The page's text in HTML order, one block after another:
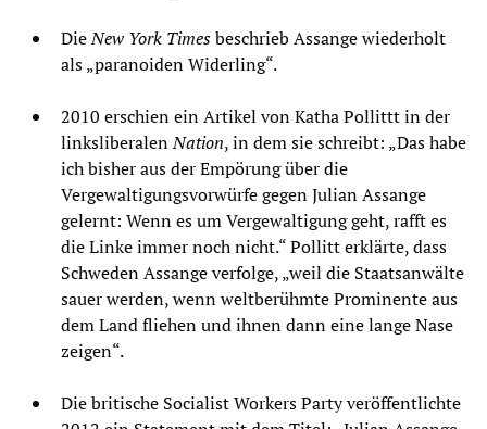
DieNew York Timesbeschrieb Assange wiederholt
als „paranoiden Widerling“.
2010 erschien ein Artikel von Katha Pollittt in der
linksliberalenNation, in dem sie schreibt: „Das habe
ich bisher aus der Empörung über die
Vergewaltigungsvorwürfe gegen Julian Assange
gelernt: Wenn es um Vergewaltigung geht, rafft es
die Linke immer noch nicht.“ Pollitt erklärte, dass
Schweden Assange verfolge, „weil die Staatsanwälte
sauer werden, wenn weltberühmte Prominente aus
dem Land fliehen und ihnen dann eine lange Nase
zeigen“.
Die britische Socialist Workers Party veröffentlichte